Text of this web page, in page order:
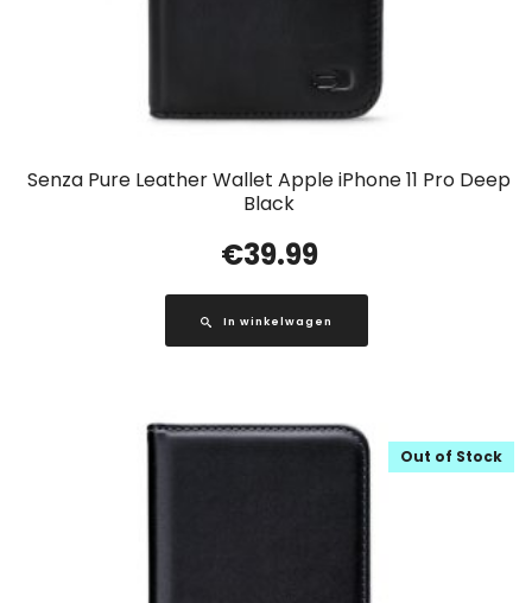
Senza Pure Leather Wallet Apple iPhone 11 Pro Deep
Black
€39.99
In winkelwagen
Out of Stock